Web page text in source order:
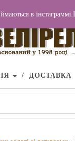
ДОСТАВКА
в